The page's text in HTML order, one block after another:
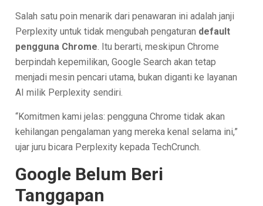
Salah satu poin menarik dari penawaran ini adalah janji
Perplexity untuk tidak mengubah pengaturan default
pengguna Chrome . Itu berarti, meskipun Chrome
berpindah kepemilikan, Google Search akan tetap
menjadi mesin pencari utama, bukan diganti ke layanan
AI milik Perplexity sendiri.
“Komitmen kami jelas: pengguna Chrome tidak akan
kehilangan pengalaman yang mereka kenal selama ini,”
ujar juru bicara Perplexity kepada TechCrunch.
Google Belum Beri
Tanggapan